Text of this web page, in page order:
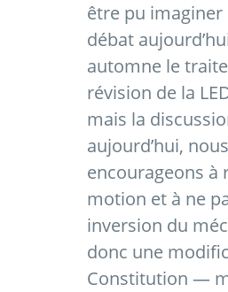
être pu imaginer
débat
automne le
révision de la
mais la
aujourd’hui,
encourageons à
motion et à ne
inversion du
donc une
Constitution —